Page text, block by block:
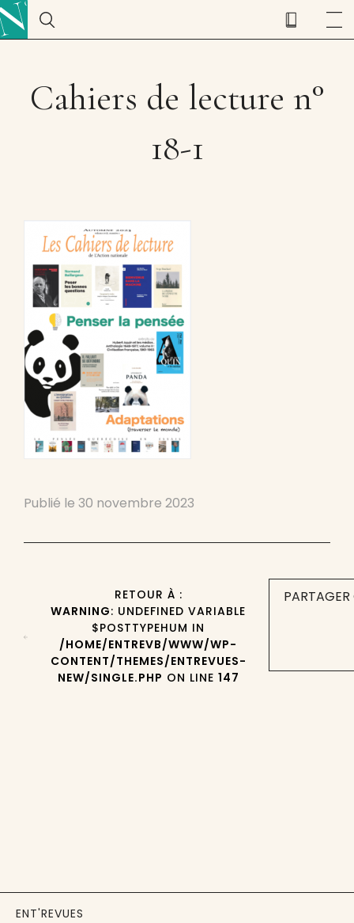
Cahiers de lecture n°
18-1
Publié le 30 novembre 2023
RETOUR À :
WARNING: UNDEFINED VARIABLE
$POSTTYPEHUM IN
/HOME/ENTREVB/WWW/WP-
CONTENT/THEMES/ENTREVUES-
NEW/SINGLE.PHP ON LINE 147
ENT'REVUES